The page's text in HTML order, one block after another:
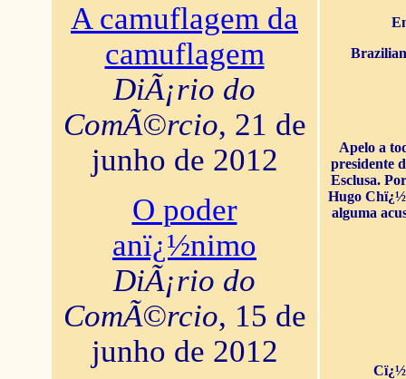
A camuflagem da
camuflagem
DiÃ¡rio do
ComÃ©rcio, 21 de
junho de 2012
O poder
anï¿½nimo
DiÃ¡rio do
ComÃ©rcio, 15 de
junho de 2012
Apelo a
presidente
Esclusa.
Hugo
alguma